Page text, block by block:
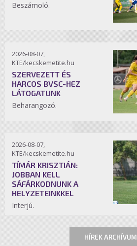
Beszámoló.
2026-08-07,
KTE/kecskemetite.hu
SZERVEZETT ÉS
HARCOS BVSC-HEZ
LÁTOGATUNK
Beharangozó.
2026-08-07,
KTE/kecskemetite.hu
TÍMÁR KRISZTIÁN:
JOBBAN KELL
SÁFÁRKODNUNK A
HELYZETEINKKEL
Interjú.
HÍREK ARCHÍVUM